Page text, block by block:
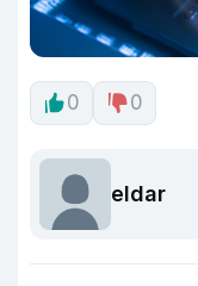
0 0
eldar